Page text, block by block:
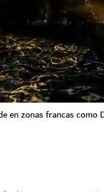
en zonas francas